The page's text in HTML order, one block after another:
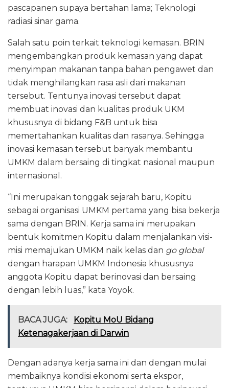
pascapanen supaya bertahan lama; Teknologi
radiasi sinar gama.
Salah satu poin terkait teknologi kemasan. BRIN
mengembangkan produk kemasan yang dapat
menyimpan makanan tanpa bahan pengawet dan
tidak menghilangkan rasa asli dari makanan
tersebut. Tentunya inovasi tersebut dapat
membuat inovasi dan kualitas produk UKM
khususnya di bidang F&B untuk bisa
memertahankan kualitas dan rasanya. Sehingga
inovasi kemasan tersebut banyak membantu
UMKM dalam bersaing di tingkat nasional maupun
internasional.
“Ini merupakan tonggak sejarah baru, Kopitu
sebagai organisasi UMKM pertama yang bisa bekerja
sama dengan BRIN. Kerja sama ini merupakan
bentuk komitmen Kopitu dalam menjalankan visi-
misi memajukan UMKM naik kelas dan go global
dengan harapan UMKM Indonesia khususnya
anggota Kopitu dapat berinovasi dan bersaing
dengan lebih luas,” kata Yoyok.
BACA JUGA:
Kopitu MoU Bidang
Ketenagakerjaan di Darwin
Dengan adanya kerja sama ini dan dengan mulai
membaiknya kondisi ekonomi serta ekspor,